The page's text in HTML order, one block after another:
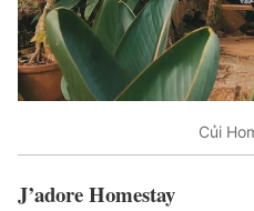
Củi
J’adore Homestay